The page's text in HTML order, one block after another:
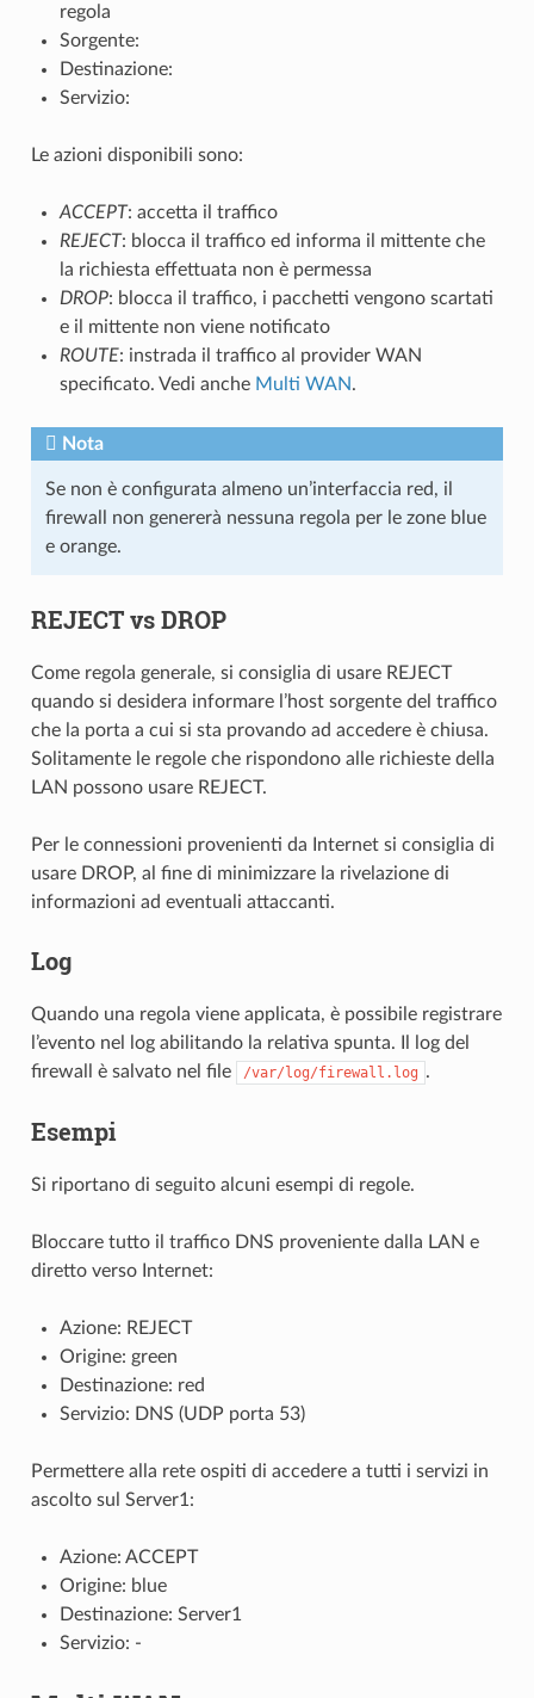
regola
Sorgente:
Destinazione:
Servizio:
Le azioni disponibili sono:
ACCEPT: accetta il traffico
REJECT: blocca il traffico ed informa il mittente che
la richiesta effettuata non è permessa
DROP: blocca il traffico, i pacchetti vengono scartati
e il mittente non viene notificato
ROUTE: instrada il traffico al provider WAN
specificato. Vedi anche Multi WAN.
Nota
Se non è configurata almeno un’interfaccia red, il
firewall non genererà nessuna regola per le zone blue
e orange.
REJECT vs DROP
Come regola generale, si consiglia di usare REJECT
quando si desidera informare l’host sorgente del traffico
che la porta a cui si sta provando ad accedere è chiusa.
Solitamente le regole che rispondono alle richieste della
LAN possono usare REJECT.
Per le connessioni provenienti da Internet si consiglia di
usare DROP, al fine di minimizzare la rivelazione di
informazioni ad eventuali attaccanti.
Log
Quando una regola viene applicata, è possibile registrare
l’evento nel log abilitando la relativa spunta. Il
log del
firewall è salvato nel file
/var/log/firewall.log .
Esempi
Si riportano di seguito alcuni esempi di regole.
Bloccare tutto il traffico DNS proveniente dalla LAN e
diretto verso Internet:
Azione: REJECT
Origine: green
Destinazione: red
Servizio: DNS (UDP porta 53)
Permettere alla rete ospiti di accedere a tutti i servizi in
ascolto sul Server1:
Azione: ACCEPT
Origine: blue
Destinazione: Server1
Servizio: -